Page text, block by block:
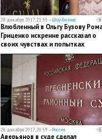
28 декабря 2017, 21:55 —Шоу-бизнес
Влюбленный в Ольгу Бузову
Гриценко искренне рассказал о
своих чувствах и попытках
восстановить отношения -
28 декабря 2017, 20:59 —Россия
Аверьянов в суде сделал